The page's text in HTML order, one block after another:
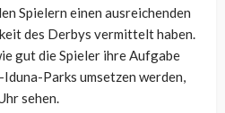
Spielern einen ausreichenden
des Derbys vermittelt haben.
gut die Spieler ihre Aufgabe
Iduna-Parks umsetzen werden,
sehen.